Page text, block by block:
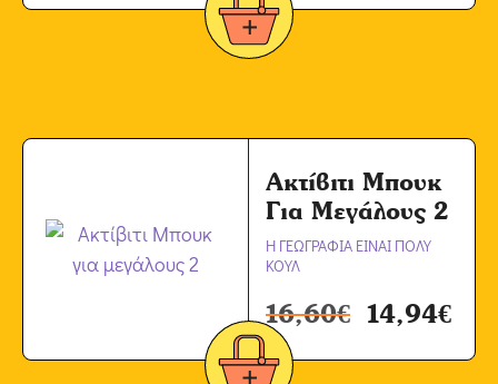
Ακτίβιτι Μπουκ
Για Μεγάλους 2
Η ΓΕΩΓΡΑΦΙΑ ΕΙΝΑΙ ΠΟΛΥ
ΚΟΥΛ
16,60€ 14,94€